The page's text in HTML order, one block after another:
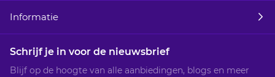
Informatie
Schrijf je in voor de nieuwsbrief
Blijf op de hoogte van alle aanbiedingen, blogs en meer